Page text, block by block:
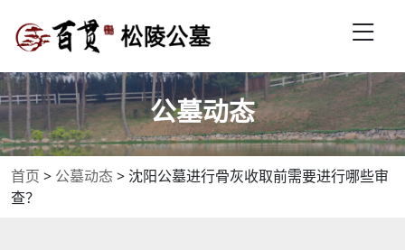
公墓动态
首页 > 公墓动态> 沈阳公墓进行骨灰收取前需要进行哪些审
查？